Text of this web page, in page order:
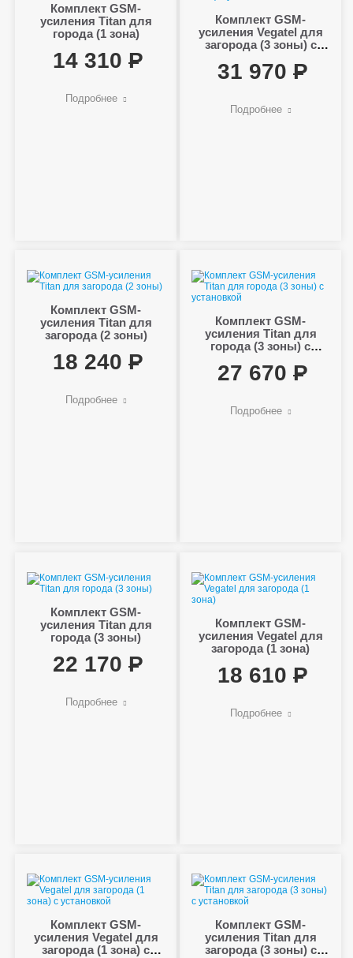
Комплект GSM-
усиления Titan для
города (1 зона)
14 310
Подробнее
Комплект GSM-
усиления Vegatel для
загорода (3 зоны) с
31 970
Подробнее
Комплект GSM-
усиления Titan для
загорода (2 зоны)
18 240
Подробнее
Комплект GSM-
усиления Titan для
города (3 зоны) с
27 670
Подробнее
Комплект GSM-
усиления Titan для
города (3 зоны)
22 170
Подробнее
Комплект GSM-
усиления Vegatel для
загорода (1 зона)
18 610
Подробнее
Комплект GSM-
усиления Vegatel для
загорода (1 зона) с
Комплект GSM-
усиления Titan для
загорода (3 зоны) с